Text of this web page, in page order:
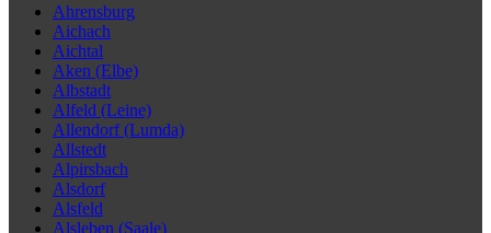
Ahrensburg
Aichach
Aichtal
Aken (Elbe)
Albstadt
Alfeld (Leine)
Allendorf (Lumda)
Allstedt
Alpirsbach
Alsdorf
Alsfeld
Alsleben (Saale)